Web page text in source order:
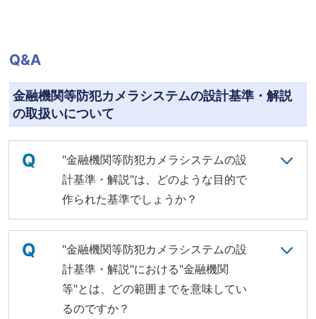
Q&A
金融機関等防犯カメラシステムの設計基準・解説
の取扱いについて
Q
"金融機関等防犯カメラシステムの設
計基準・解説"は、どのような目的で
作られた基準でしょうか？
Q
"金融機関等防犯カメラシステムの設
計基準・解説"における"金融機関
等"とは、どの範囲までを意味してい
るのですか？